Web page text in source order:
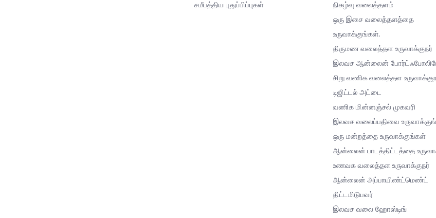
சமீபத்திய புதுப்பிப்புகள்
நிகழ்வு வலைத்தளம்
ஒரு இசை வலைத்தளத்தை
உருவாக்குங்கள்.
திருமண வலைத்தள உருவாக்குநர்
இலவச ஆன்லைன்
சிறு வணிக வலைத்தள
டிஜிட்டல் அட்டை
வணிக மின்னஞ்சல் முகவரி
இலவச வலைப்பதிவை
ஒரு மன்றத்தை உருவாக்குங்கள்
ஆன்லைன் பாடத்திட்டத்தை
உணவக வலைத்தள உருவாக்குநர்
ஆன்லைன் அப்பாயிண்ட்மெண்ட்
திட்டமிடுபவர்
இலவச வலை ஹோஸ்டிங்